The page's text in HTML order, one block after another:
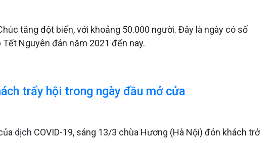
tăng đột biến, với khoảng 50.000 người. Đây là ngày có số
Nguyên đán năm 2021 đến nay.
trẩy hội trong ngày đầu mở cửa
dịch COVID-19, sáng 13/3 chùa Hương (Hà Nội) đón khách trở